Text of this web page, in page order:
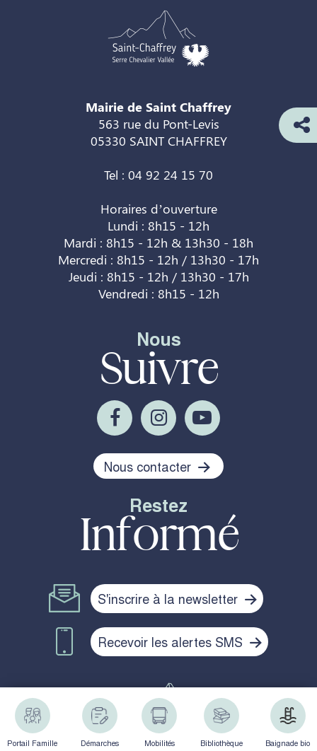
Portail Famille Démarches Mobilités Bibliothèque Baignade bio
Mairie de Saint Chaffrey
563 rue du Pont-Levis
05330 SAINT CHAFFREY
Tel : 04 92 24 15 70
Horaires d’ouverture
Lundi : 8h15 - 12h
Mardi : 8h15 - 12h & 13h30 - 18h
Mercredi : 8h15 - 12h / 13h30 - 17h
Jeudi : 8h15 - 12h / 13h30 - 17h
Vendredi : 8h15 - 12h
Nous
Suivre
Nous contacter
Restez
Informé
S'inscrire à la newsletter
Recevoir les alertes SMS
Politique de confidentialité Mentions légales Plan du site